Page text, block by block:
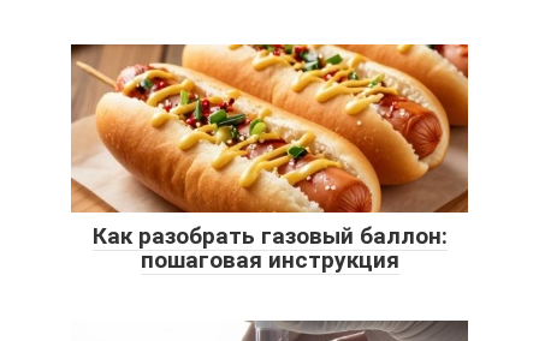
Как разобрать газовый баллон:
пошаговая инструкция